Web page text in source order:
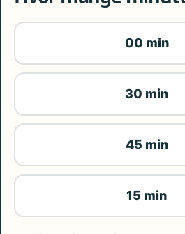
00 min
30 min
45 min
15 min